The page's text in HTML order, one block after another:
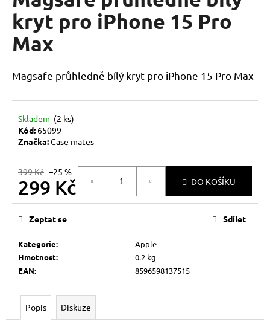
0,0
5
hvězdiček.
kryt pro iPhone 15 Pro
Max
Magsafe průhledně bílý kryt pro iPhone 15 Pro Max
Skladem (2 ks)
Kód: 65099
Značka:Case mates
399 Kč –25 %
299 Kč
Měrná
DO KOŠÍKU
Kategorie:
Apple
Hmotnost:
0.2 kg
EAN: 8596598137515
Zeptat se Sdílet
Popis Diskuze
a
j
í
?
HLEDAT
D
o
p
u